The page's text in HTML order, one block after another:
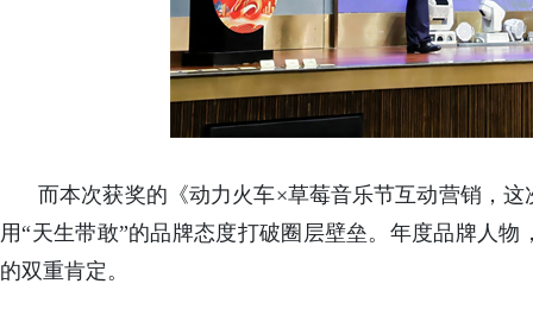
而本次获奖的《动力火车×草莓音乐节互动营销，
用“天生带敢”的品牌态度打破圈层壁垒。年度品牌人
的双重肯定。